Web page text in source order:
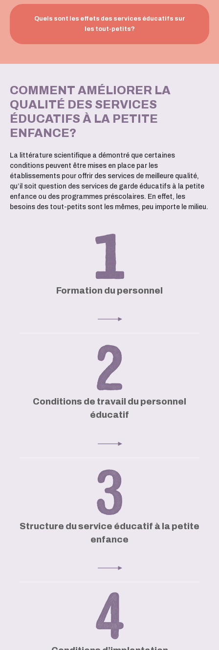
Quels sont les effets des services éducatifs sur
les tout-petits?
COMMENT AMÉLIORER LA
QUALITÉ DES SERVICES
ÉDUCATIFS À LA PETITE
ENFANCE?
La littérature scientifique a démontré que certaines
conditions peuvent être mises en place par les
établissements pour offrir des services de meilleure qualité,
qu’il soit question des services de garde éducatifs à la petite
enfance ou des programmes préscolaires. En effet, les
besoins des tout-petits sont les mêmes, peu importe le milieu.
Formation du personnel
Conditions de travail du personnel
éducatif
Structure du service éducatif à la petite
enfance